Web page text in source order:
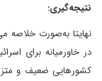
نتیجه‌گیری:
نهایتا به‌صورت خلاصه
در خاورمیانه برای
کشورهایی ضعیف و